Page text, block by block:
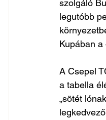
szolgáló
legutóbb
Kupában
A Csepel
a tabella
„sötét